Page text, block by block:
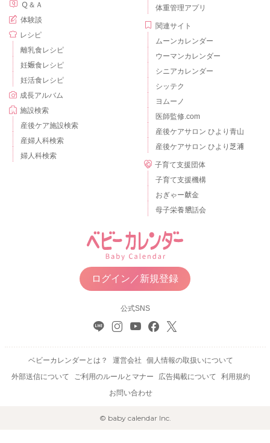
Ｑ＆Ａ
体験談
レシピ
離乳食レシピ
妊娠食レシピ
妊活食レシピ
成長アルバム
施設検索
産後ケア施設検索
産婦人科検索
婦人科検索
体重管理アプリ
関連サイト
ムーンカレンダー
ウーマンカレンダー
シニアカレンダー
シッテク
ヨムーノ
医師監修.com
産後ケアサロン ひより青山
産後ケアサロン ひより芝浦
子育て支援団体
子育て支援機構
おぎゃー献金
母子栄養懇話会
ログイン／新規登録
公式SNS
ベビーカレンダーとは？ 運営会社
個人情報の取扱いについて
外部送信について
ご利用のルールとマナー 広告掲載について
利用規約
お問い合わせ
© baby calendar Inc.